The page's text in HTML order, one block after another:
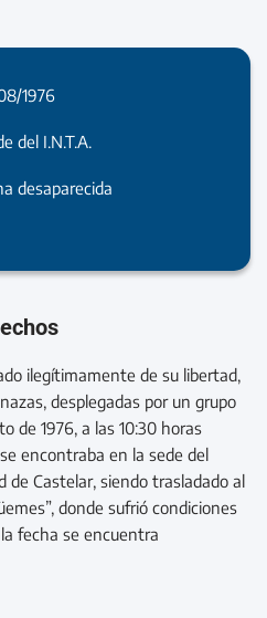
1976
del I.N.T.A.
desaparecida
ilegítimamente de su libertad,
desplegadas por un grupo
de 1976, a las 10:30 horas
encontraba en la sede del
de Castelar, siendo trasladado al
donde sufrió condiciones
fecha se encuentra